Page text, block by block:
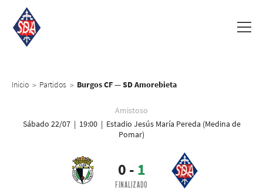
Inicio > Partidos > Burgos CF — SD Amorebieta
Amistoso
Sábado 22/07 | 19:00 | Estadio Jesús María Pereda (Medina de
Pomar)
1
-
0
FINALIZADO